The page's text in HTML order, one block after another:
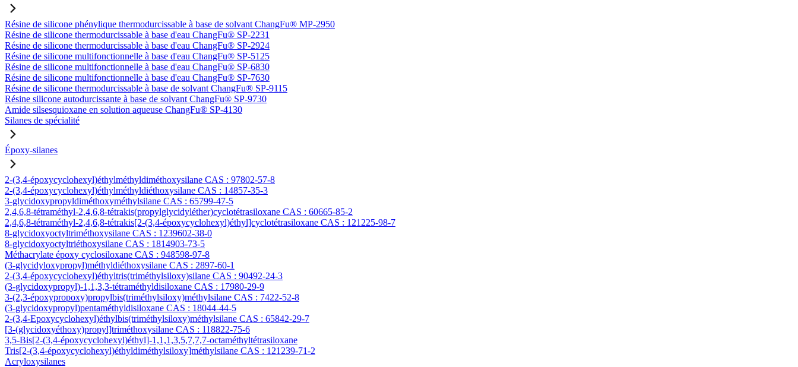
Résine de silicone phénylique thermodurcissable à base de solvant ChangFu® MP-2950
Résine de silicone thermodurcissable à base d'eau ChangFu® SP-2231
Résine de silicone thermodurcissable à base d'eau ChangFu® SP-2924
Résine de silicone multifonctionnelle à base d'eau ChangFu® SP-5125
Résine de silicone multifonctionnelle à base d'eau ChangFu® SP-6830
Résine de silicone multifonctionnelle à base d'eau ChangFu® SP-7630
Résine de silicone thermodurcissable à base de solvant ChangFu® SP-9115
Résine silicone autodurcissante à base de solvant ChangFu® SP-9730
Amide silsesquioxane en solution aqueuse ChangFu® SP-4130
Silanes de spécialité
Époxy-silanes
2-(3,4-époxycyclohexyl)éthylméthyldiméthoxysilane CAS : 97802-57-8
2-(3,4-époxycyclohexyl)éthylméthyldiéthoxysilane CAS : 14857-35-3
3-glycidoxypropyldiméthoxyméthylsilane CAS : 65799-47-5
2,4,6,8-tétraméthyl-2,4,6,8-tétrakis(propylglycidyléther)cyclotétrasiloxane CAS : 60665-85-2
2,4,6,8-tétraméthyl-2,4,6,8-tétrakis[2-(3,4-époxycyclohexyl)éthyl]cyclotétrasiloxane CAS : 121225-98-7
8-glycidoxyoctyltriméthoxysilane CAS : 1239602-38-0
8-glycidoxyoctyltriéthoxysilane CAS : 1814903-73-5
Méthacrylate époxy cyclosiloxane CAS : 948598-97-8
(3-glycidyloxypropyl)méthyldiéthoxysilane CAS : 2897-60-1
2-(3,4-époxycyclohexyl)éthyltris(triméthylsiloxy)silane CAS : 90492-24-3
(3-glycidoxypropyl)-1,1,3,3-tétraméthyldisiloxane CAS : 17980-29-9
3-(2,3-époxypropoxy)propylbis(triméthylsiloxy)méthylsilane CAS : 7422-52-8
(3-glycidoxypropyl)pentaméthyldisiloxane CAS : 18044-44-5
2-(3,4-Epoxycyclohexyl)éthylbis(triméthylsiloxy)méthylsilane CAS : 65842-29-7
[3-(glycidoxyéthoxy)propyl]triméthoxysilane CAS : 118822-75-6
3,5-Bis[2-(3,4-époxycyclohexyl)éthyl]-1,1,1,3,5,7,7,7-octaméthyltétrasiloxane
Tris[2-(3,4-époxycyclohexyl)éthyldiméthylsiloxy]méthylsilane CAS : 121239-71-2
Acryloxysilanes